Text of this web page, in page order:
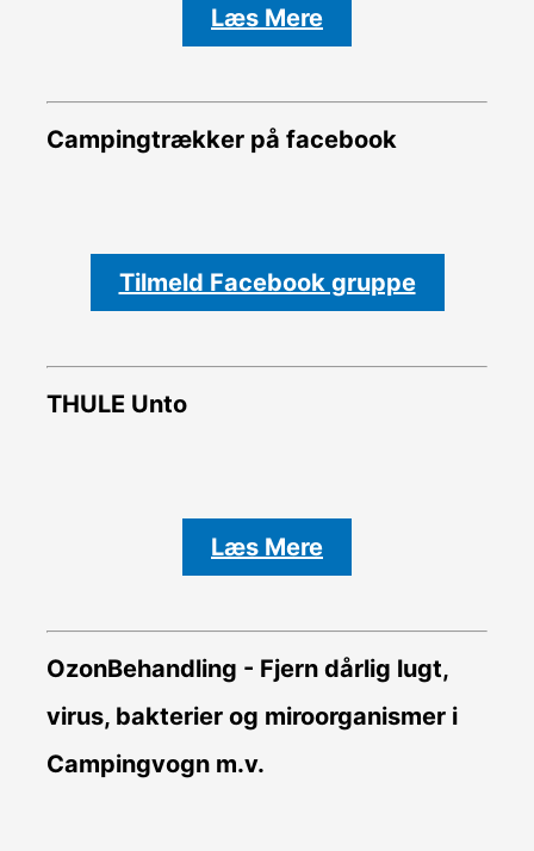
Læs Mere
Campingtrækker på facebook
Tilmeld Facebook gruppe
THULE Unto
Læs Mere
OzonBehandling - Fjern dårlig lugt,
virus, bakterier og miroorganismer i
Campingvogn m.v.